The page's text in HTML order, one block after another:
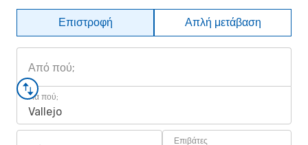
Επιστροφή Απλή μετάβαση
Από πού;
Για πού;
Vallejo
Επιβάτες